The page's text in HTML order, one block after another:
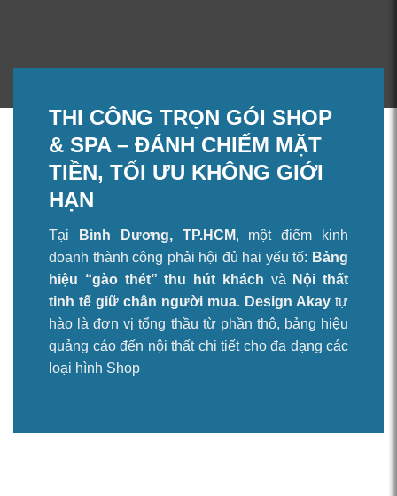
THI CÔNG TRỌN GÓI SHOP
& SPA – ĐÁNH CHIẾM MẶT
TIỀN, TỐI ƯU KHÔNG GIỚI
HẠN
Tại Bình Dương, TP.HCM, một điểm kinh
doanh thành công phải hội đủ hai yếu tố: Bảng
hiệu “gào thét” thu hút khách và
Nội thất
tinh tế giữ chân người mua. Design Akay tự
hào là đơn vị tổng thầu từ phần thô, bảng hiệu
quảng cáo đến nội thất chi tiết cho đa dạng các
loại hình Shop